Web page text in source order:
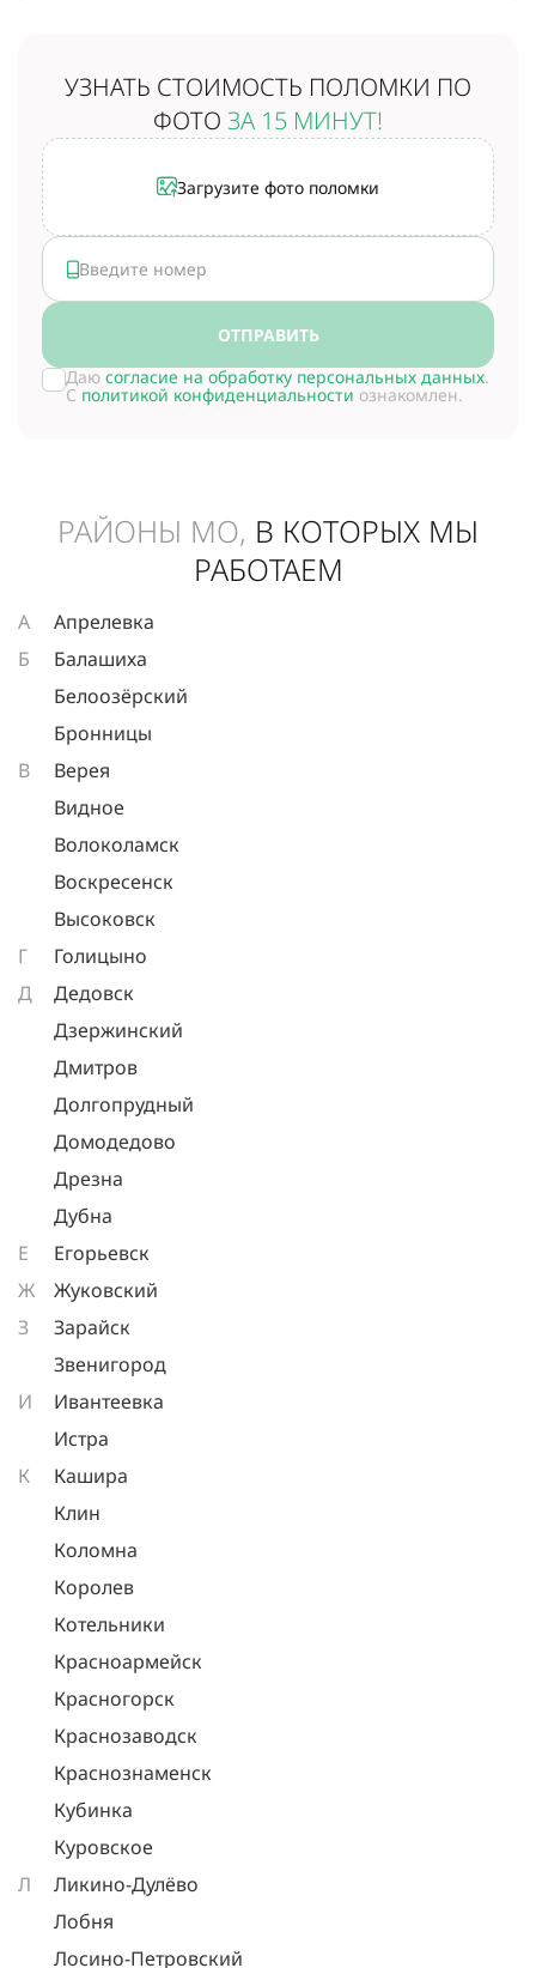
УЗНАТЬ СТОИМОСТЬ ПОЛОМКИ ПО
ФОТО ЗА 15 МИНУТ!
Загрузите фото поломки
ОТПРАВИТЬ
Даю согласие на обработку персональных данных.
С политикой конфиденциальности ознакомлен.
РАЙОНЫ МО, В КОТОРЫХ МЫ
РАБОТАЕМ
А
Апрелевка
Б
Балашиха
Белоозёрский
Бронницы
В
Верея
Видное
Волоколамск
Воскресенск
Высоковск
Г
Голицыно
Д
Дедовск
Дзержинский
Дмитров
Долгопрудный
Домодедово
Дрезна
Дубна
Е
Егорьевск
Ж
Жуковский
З
Зарайск
Звенигород
И
Ивантеевка
Истра
К
Кашира
Клин
Коломна
Королев
Котельники
Красноармейск
Красногорск
Краснозаводск
Краснознаменск
Кубинка
Куровское
Л
Ликино-Дулёво
Лобня
Лосино-Петровский